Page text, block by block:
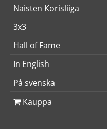
Naisten Korisliiga
3x3
Hall of Fame
In English
På svenska
Kauppa